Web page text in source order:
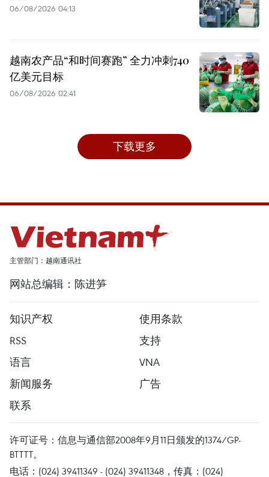
06/08/2026 04:13
越南农产品“和时间赛跑” 全力冲刺740
亿美元目标
06/08/2026 02:41
下载更多
主管部门：越南通讯社
网站总编辑：陈进笋
知识产权
使用条款
RSS
支持
语言
VNA
新闻服务
广告
联系
许可证号：信息与通信部2008年9月11日颁发的1374/GP-
BTTTT。
电话：(024) 39411349 - (024) 39411348，传真：(024)